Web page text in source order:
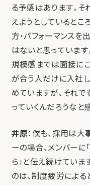
る予感はあります。
えようとしているとこ
方・パフォーマンスを
はないと思っています
規模感までは面接に
が合う人だけに入社
めていますが、それ
っていくんだろうなと
井原：僕も、採用は大
ーの場合、メンバーに
ら」と伝え続けていま
のは、制度疲労による